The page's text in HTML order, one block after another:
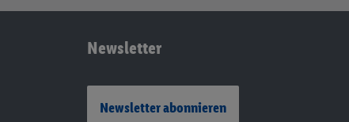
Newsletter
Newsletter abonnieren